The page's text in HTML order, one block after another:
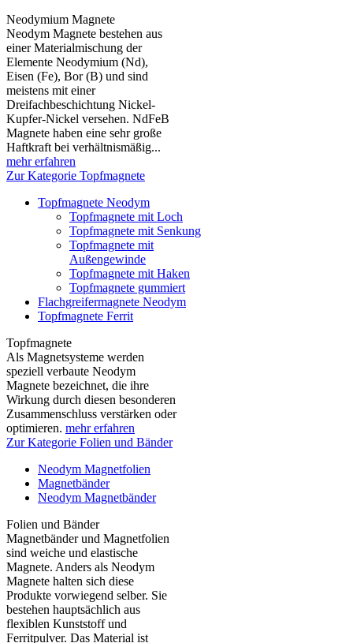
Neodymium Magnete
Neodym Magnete bestehen aus
einer Materialmischung der
Elemente Neodymium (Nd),
Eisen (Fe), Bor (B) und sind
meistens mit einer
Dreifachbeschichtung Nickel-
Kupfer-Nickel versehen. NdFeB
Magnete haben eine sehr große
Haftkraft bei verhältnismäßig...
mehr erfahren
Zur Kategorie Topfmagnete
Topfmagnete Neodym
Topfmagnete mit Loch
Topfmagnete mit Senkung
Topfmagnete mit
Außengewinde
Topfmagnete mit Haken
Topfmagnete gummiert
Flachgreifermagnete Neodym
Topfmagnete Ferrit
Topfmagnete
Als Magnetsysteme werden
speziell verbaute Neodym
Magnete bezeichnet, die ihre
Wirkung durch diesen besonderen
Zusammenschluss verstärken oder
optimieren. mehr erfahren
Zur Kategorie Folien und Bänder
Neodym Magnetfolien
Magnetbänder
Neodym Magnetbänder
Folien und Bänder
Magnetbänder und Magnetfolien
sind weiche und elastische
Magnete. Anders als Neodym
Magnete halten sich diese
Produkte vorwiegend selber. Sie
bestehen hauptsächlich aus
flexiblen Kunststoff und
Ferritpulver. Das Material ist